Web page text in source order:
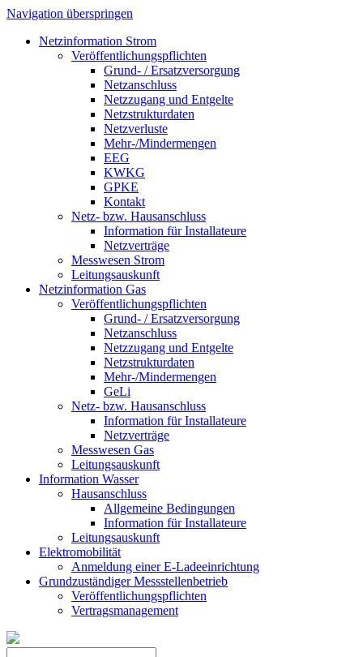
Navigation überspringen
Netzinformation Strom
Veröffentlichungspflichten
Grund- / Ersatzversorgung
Netzanschluss
Netzzugang und Entgelte
Netzstrukturdaten
Netzverluste
Mehr-/Mindermengen
EEG
KWKG
GPKE
Kontakt
Netz- bzw. Hausanschluss
Information für Installateure
Netzverträge
Messwesen Strom
Leitungsauskunft
Netzinformation Gas
Veröffentlichungspflichten
Grund- / Ersatzversorgung
Netzanschluss
Netzzugang und Entgelte
Netzstrukturdaten
Mehr-/Mindermengen
GeLi
Netz- bzw. Hausanschluss
Information für Installateure
Netzverträge
Messwesen Gas
Leitungsauskunft
Information Wasser
Hausanschluss
Allgemeine Bedingungen
Information für Installateure
Leitungsauskunft
Elektromobilität
Anmeldung einer E-Ladeeinrichtung
Grundzuständiger Messstellenbetrieb
Veröffentlichungspflichten
Vertragsmanagement